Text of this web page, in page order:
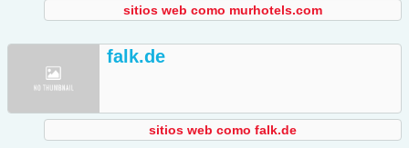
sitios web como murhotels.com
falk.de
sitios web como falk.de